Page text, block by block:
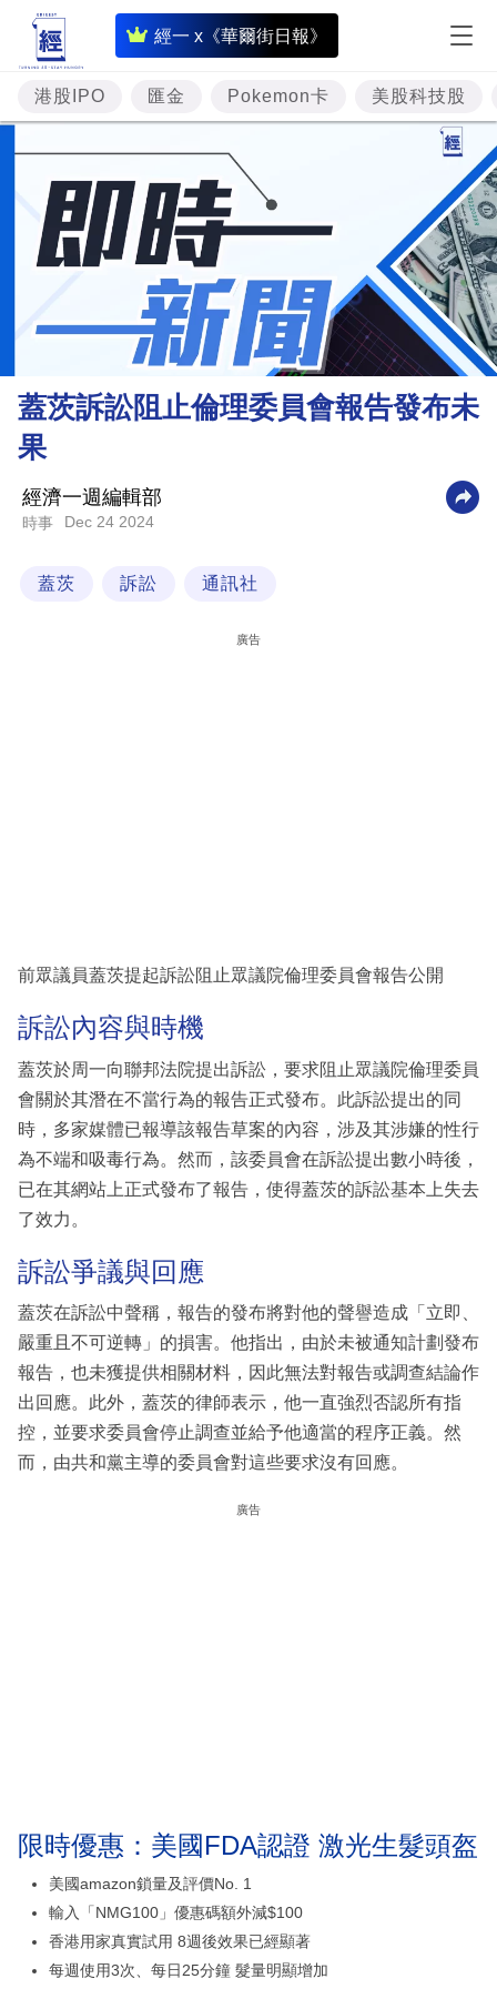
經一 x《華爾街日報》
即
時
財
經
專
題
投
資
樓
市
財
業
科
區
港股IPO 匯金 Pokemon卡 美股科技股
蓋茨訴訟阻止倫理委員會報告發布未
果
經濟一週編輯部
時事 Dec 24 2024
蓋茨 訴訟 通訊社
廣告
前眾議員蓋茨提起訴訟阻止眾議院倫理委員會報告公開
訴訟內容與時機
蓋茨於周一向聯邦法院提出訴訟，要求阻止眾議院倫理委員
會關於其潛在不當行為的報告正式發布。此訴訟提出的同
時，多家媒體已報導該報告草案的內容，涉及其涉嫌的性行
為不端和吸毒行為。然而，該委員會在訴訟提出數小時後，
已在其網站上正式發布了報告，使得蓋茨的訴訟基本上失去
了效力。
訴訟爭議與回應
蓋茨在訴訟中聲稱，報告的發布將對他的聲譽造成「立即、
嚴重且不可逆轉」的損害。他指出，由於未被通知計劃發布
報告，也未獲提供相關材料，因此無法對報告或調查結論作
出回應。此外，蓋茨的律師表示，他一直強烈否認所有指
控，並要求委員會停止調查並給予他適當的程序正義。然
而，由共和黨主導的委員會對這些要求沒有回應。
廣告
限時優惠：美國FDA認證 激光生髮頭盔
美國amazon鎖量及評價No. 1
輸入「NMG100」優惠碼額外減$100
香港用家真實試用 8週後效果已經顯著
每週使用3次、每日25分鐘 髮量明顯增加